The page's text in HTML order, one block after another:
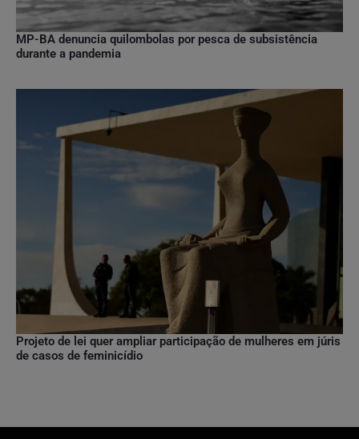
MP-BA denuncia quilombolas por pesca de subsistência
durante a pandemia
Projeto de lei quer ampliar participação de mulheres em júris
de casos de feminicídio